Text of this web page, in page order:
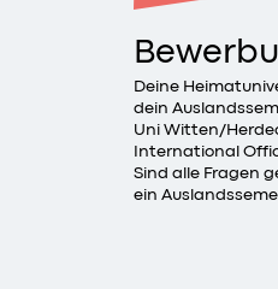
Deine
dein
Uni Witten/
International
Sind alle Fragen
ein